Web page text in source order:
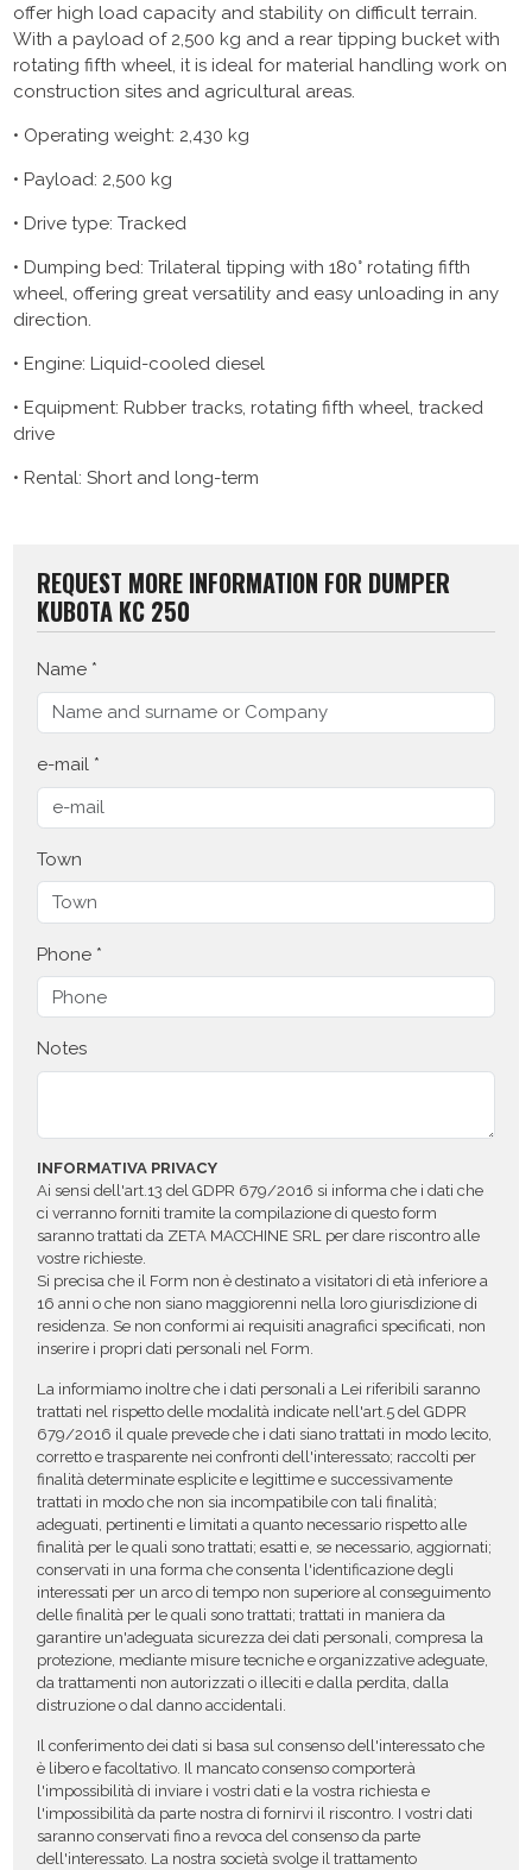
offer high load capacity and stability on difficult terrain.
With a payload of 2,500 kg and a rear tipping bucket with
rotating fifth wheel, it is ideal for material handling work on
construction sites and agricultural areas.
• Operating weight: 2,430 kg
• Payload: 2,500 kg
• Drive type: Tracked
• Dumping bed: Trilateral tipping with 180° rotating fifth
wheel, offering great versatility and easy unloading in any
direction.
• Engine: Liquid-cooled diesel
• Equipment: Rubber tracks, rotating fifth wheel, tracked
drive
• Rental: Short and long-term
REQUEST MORE INFORMATION FOR DUMPER
KUBOTA KC 250
Name *
e-mail *
Town
Phone *
Notes
INFORMATIVA PRIVACY
Ai sensi dell'art.13 del GDPR 679/2016 si informa che i dati che
ci verranno forniti tramite la compilazione di questo form
saranno trattati da ZETA MACCHINE SRL per dare riscontro alle
vostre richieste.
Si precisa che il Form non è destinato a visitatori di età inferiore a
16 anni o che non siano maggiorenni nella loro giurisdizione di
residenza. Se non conformi ai requisiti anagrafici specificati, non
inserire i propri dati personali nel Form.
La informiamo inoltre che i dati personali a Lei riferibili saranno
trattati nel rispetto delle modalità indicate nell'art.5 del GDPR
679/2016 il quale prevede che i dati siano trattati in modo lecito,
corretto e trasparente nei confronti dell'interessato; raccolti per
finalità determinate esplicite e legittime e successivamente
trattati in modo che non sia incompatibile con tali finalità;
adeguati, pertinenti e limitati a quanto necessario rispetto alle
finalità per le quali sono trattati; esatti e, se necessario, aggiornati;
conservati in una forma che consenta l'identificazione degli
interessati per un arco di tempo non superiore al conseguimento
delle finalità per le quali sono trattati; trattati in maniera da
garantire un'adeguata sicurezza dei dati personali, compresa la
protezione, mediante misure tecniche e organizzative adeguate,
da trattamenti non autorizzati o illeciti e dalla perdita, dalla
distruzione o dal danno accidentali.
Il conferimento dei dati si basa sul consenso dell'interessato che
è libero e facoltativo. Il mancato consenso comporterà
l'impossibilità di inviare i vostri dati e la vostra richiesta e
l'impossibilità da parte nostra di fornirvi il riscontro. I vostri dati
saranno conservati fino a revoca del consenso da parte
dell'interessato. La nostra società svolge il trattamento